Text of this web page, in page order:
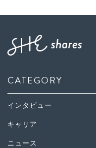
CATEGORY
インタビュー
キャリア
ニュース